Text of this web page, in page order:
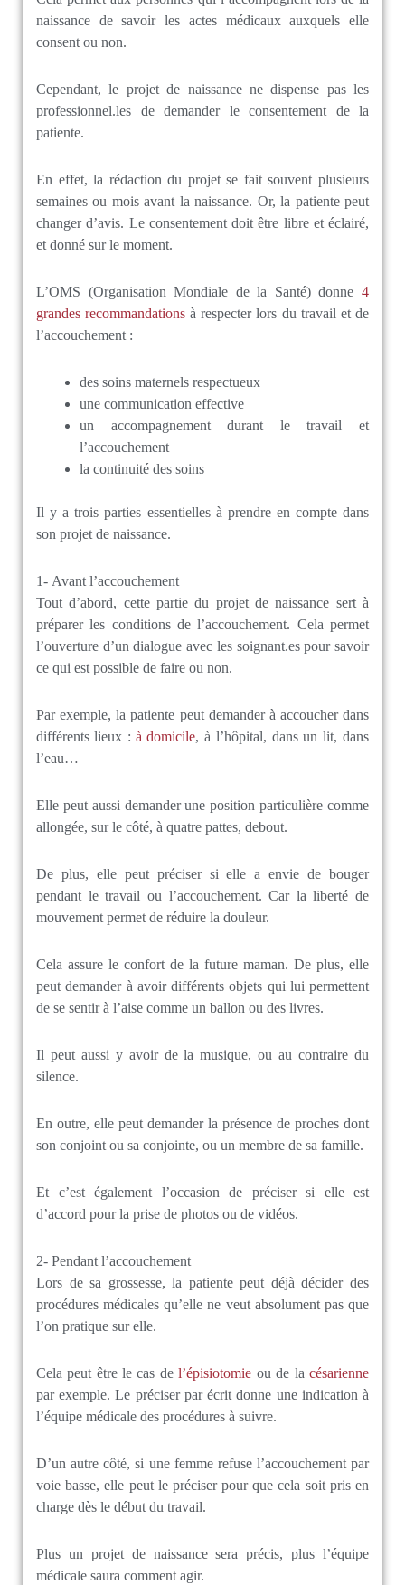
naissance de savoir les actes médicaux auxquels elle
consent ou non.
Cependant, le projet de naissance ne dispense pas les
professionnel.les de demander le consentement de la
patiente.
En effet, la rédaction du projet se fait souvent plusieurs
semaines ou mois avant la naissance. Or, la patiente peut
changer d’avis. Le consentement doit être libre et éclairé,
et donné sur le moment.
L’OMS (Organisation Mondiale de la Santé) donne 4
grandes recommandations à respecter lors du travail et de
l’accouchement :
des soins maternels respectueux
une communication effective
un accompagnement durant le travail et
l’accouchement
la continuité des soins
Il y a trois parties essentielles à prendre en compte dans
son projet de naissance.
1- Avant l’accouchement
Tout d’abord, cette partie du projet de naissance sert à
préparer les conditions de l’accouchement. Cela permet
l’ouverture d’un dialogue avec les soignant.es pour savoir
ce qui est possible de faire ou non.
Par exemple, la patiente peut demander à accoucher dans
différents lieux : à domicile, à l’hôpital, dans un lit, dans
l’eau…
Elle peut aussi demander une position particulière comme
allongée, sur le côté, à quatre pattes, debout.
De plus, elle peut préciser si elle a envie de bouger
pendant le travail ou l’accouchement. Car la liberté de
mouvement permet de réduire la douleur.
Cela assure le confort de la future maman. De plus, elle
peut demander à avoir différents objets qui lui permettent
de se sentir à l’aise comme un ballon ou des livres.
Il peut aussi y avoir de la musique, ou au contraire du
silence.
En outre, elle peut demander la présence de proches dont
son conjoint ou sa conjointe, ou un membre de sa famille.
Et c’est également l’occasion de préciser si elle est
d’accord pour la prise de photos ou de vidéos.
2- Pendant l’accouchement
Lors de sa grossesse, la patiente peut déjà décider des
procédures médicales qu’elle ne veut absolument pas que
l’on pratique sur elle.
Cela peut être le cas de l’épisiotomie ou de la césarienne
par exemple. Le préciser par écrit donne une indication à
l’équipe médicale des procédures à suivre.
D’un autre côté, si une femme refuse l’accouchement par
voie basse, elle peut le préciser pour que cela soit pris en
charge dès le début du travail.
Plus un projet de naissance sera précis, plus l’équipe
médicale saura comment agir.